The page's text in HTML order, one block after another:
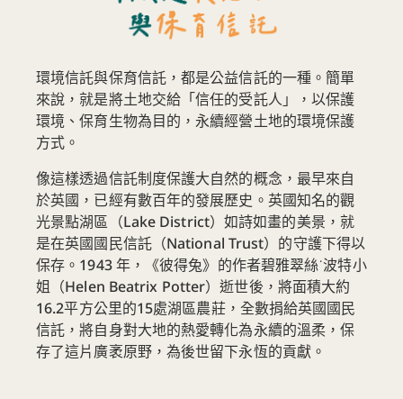
環境信託與保育信託，都是公益信託的一種。簡單
來說，就是將土地交給「信任的受託人」，以保護
環境、保育生物為目的，永續經營土地的環境保護
方式。
像這樣透過信託制度保護大自然的概念，最早來自
於英國，已經有數百年的發展歷史。英國知名的觀
光景點湖區（Lake District）如詩如畫的美景，就
是在英國國民信託（National Trust）的守護下得以
保存。1943 年，《彼得兔》的作者碧雅翠絲˙波特小
姐（Helen Beatrix Potter）逝世後，將面積大約
16.2平方公里的15處湖區農莊，全數捐給英國國民
信託，將自身對大地的熱愛轉化為永續的溫柔，保
存了這片廣袤原野，為後世留下永恆的貢獻。